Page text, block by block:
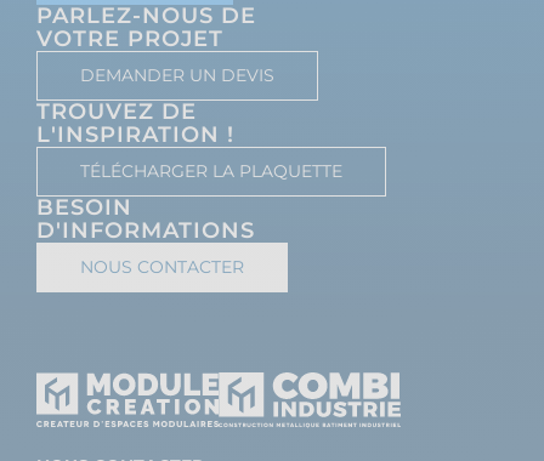
PARLEZ-NOUS DE
VOTRE PROJET
DEMANDER UN DEVIS
TROUVEZ DE
L'INSPIRATION !
TÉLÉCHARGER LA PLAQUETTE
BESOIN
D'INFORMATIONS
NOUS CONTACTER